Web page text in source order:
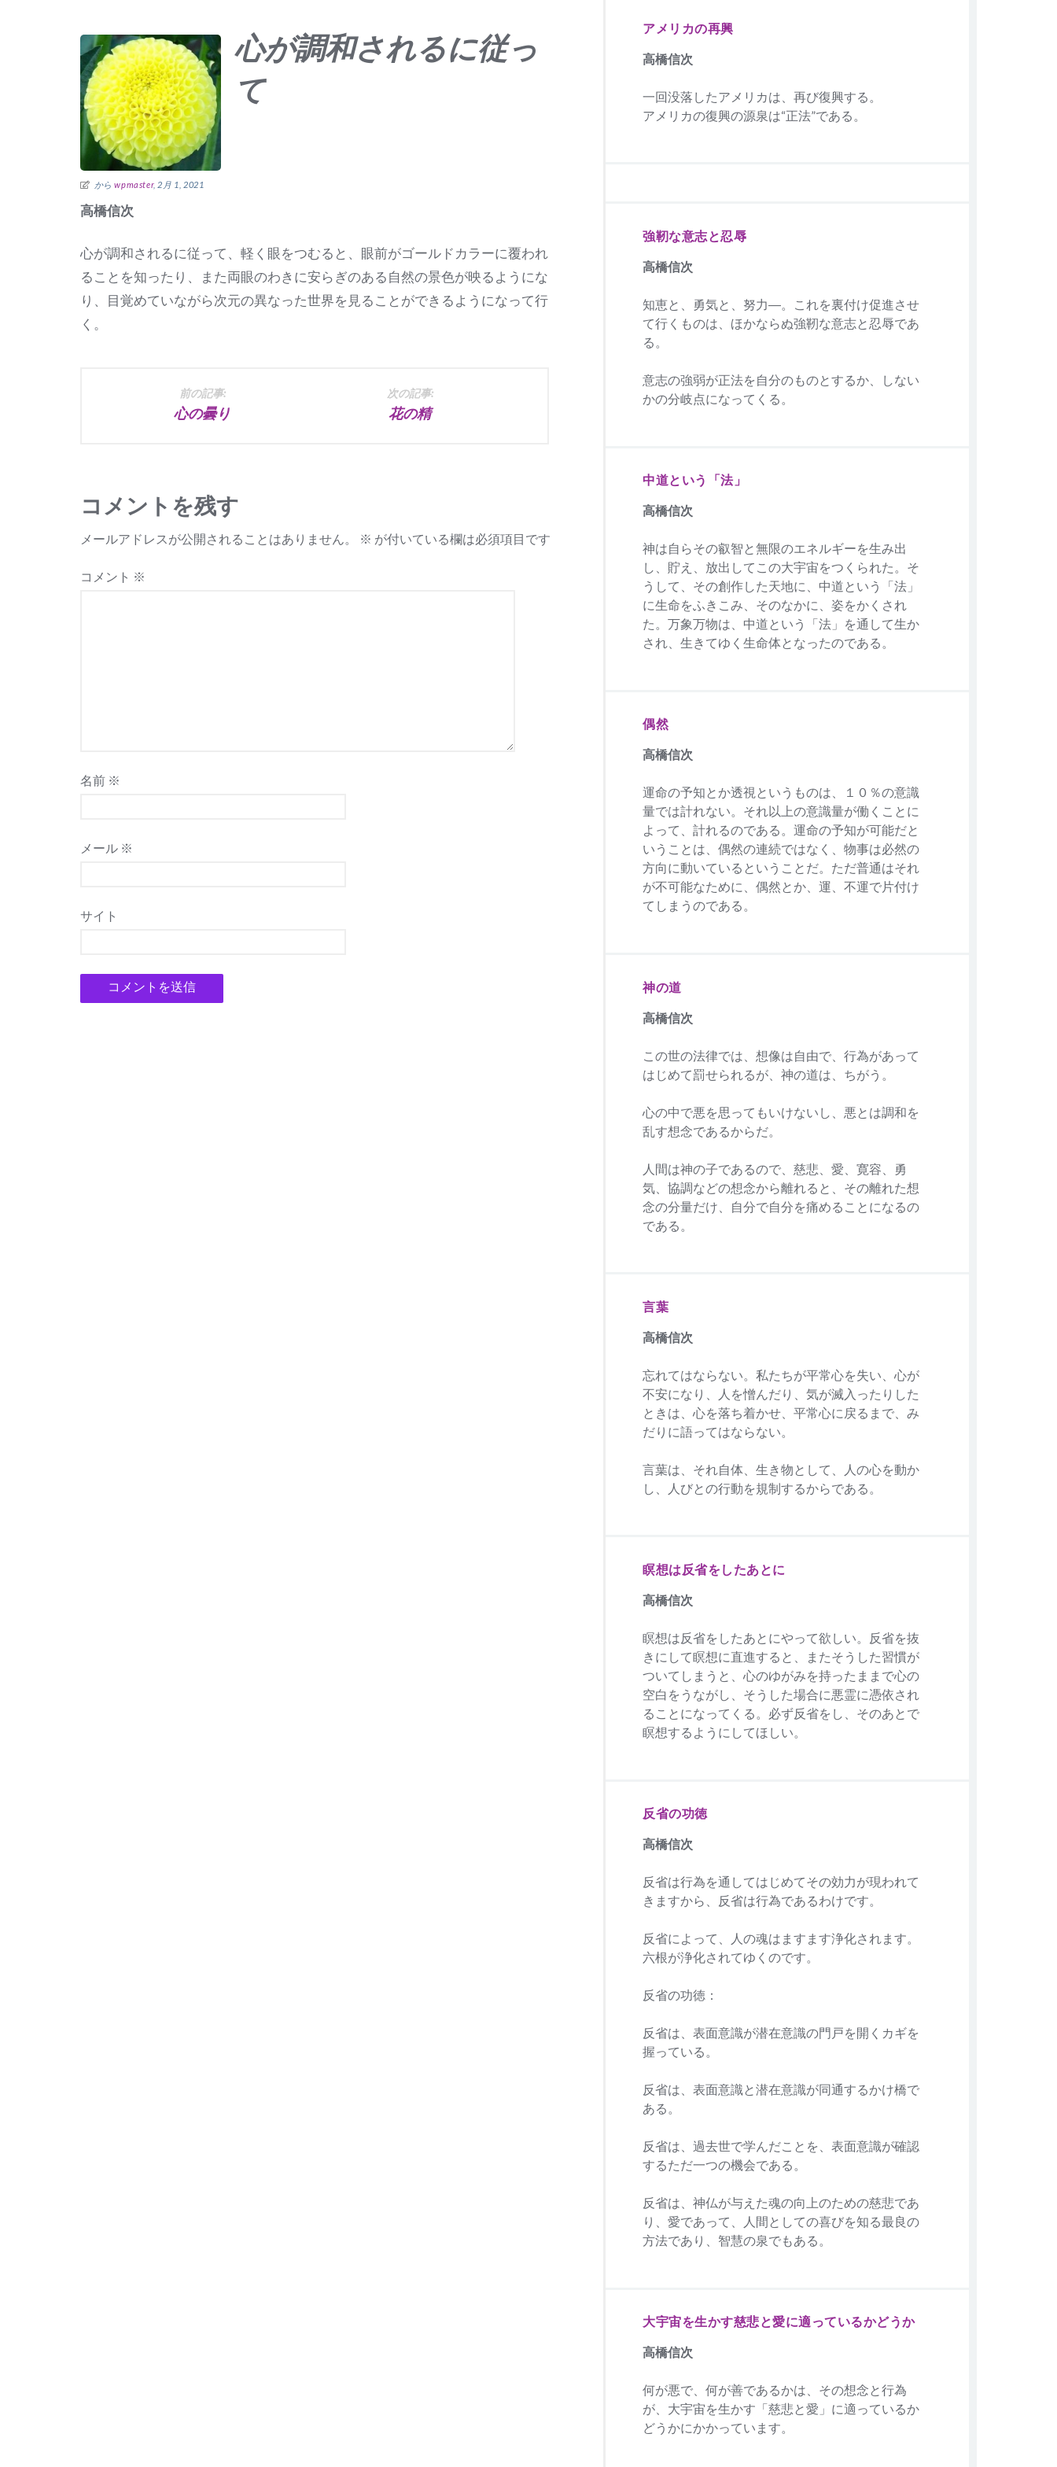
からwpmaster, 2月 1, 2021
心が調和されるに従っ
て
高橋信次
心が調和されるに従って、軽く眼をつむると、眼前がゴールドカラーに覆われ
ることを知ったり、また両眼のわきに安らぎのある自然の景色が映るようにな
り、目覚めていながら次元の異なった世界を見ることができるようになって行
く。
ビ
ゲ
前の記事:
心の曇り
次の記事:
花の精
コメントを残す
メールアドレスが公開されることはありません。 ※ が付いている欄は必須項目です
コメント ※
名前 ※
メール ※
サイト
アメリカの再興
高橋信次
一回没落したアメリカは、再び復興する。
アメリカの復興の源泉は“正法”である。
強靭な意志と忍辱
高橋信次
知恵と、勇気と、努力―。これを裏付け促進させ
て行くものは、ほかならぬ強靭な意志と忍辱であ
る。
意志の強弱が正法を自分のものとするか、しない
かの分岐点になってくる。
中道という「法」
高橋信次
神は自らその叡智と無限のエネルギーを生み出
し、貯え、放出してこの大宇宙をつくられた。そ
うして、その創作した天地に、中道という「法」
に生命をふきこみ、そのなかに、姿をかくされ
た。万象万物は、中道という「法」を通して生か
され、生きてゆく生命体となったのである。
偶然
高橋信次
運命の予知とか透視というものは、１０％の意識
量では計れない。それ以上の意識量が働くことに
よって、計れるのである。運命の予知が可能だと
いうことは、偶然の連続ではなく、物事は必然の
方向に動いているということだ。ただ普通はそれ
が不可能なために、偶然とか、運、不運で片付け
てしまうのである。
神の道
高橋信次
この世の法律では、想像は自由で、行為があって
はじめて罰せられるが、神の道は、ちがう。
心の中で悪を思ってもいけないし、悪とは調和を
乱す想念であるからだ。
人間は神の子であるので、慈悲、愛、寛容、勇
気、協調などの想念から離れると、その離れた想
念の分量だけ、自分で自分を痛めることになるの
である。
言葉
高橋信次
忘れてはならない。私たちが平常心を失い、心が
不安になり、人を憎んだり、気が滅入ったりした
ときは、心を落ち着かせ、平常心に戻るまで、み
だりに語ってはならない。
言葉は、それ自体、生き物として、人の心を動か
し、人びとの行動を規制するからである。
瞑想は反省をしたあとに
高橋信次
瞑想は反省をしたあとにやって欲しい。反省を抜
きにして瞑想に直進すると、またそうした習慣が
ついてしまうと、心のゆがみを持ったままで心の
空白をうながし、そうした場合に悪霊に憑依され
ることになってくる。必ず反省をし、そのあとで
瞑想するようにしてほしい。
反省の功徳
高橋信次
反省は行為を通してはじめてその効力が現われて
きますから、反省は行為であるわけです。
反省によって、人の魂はますます浄化されます。
六根が浄化されてゆくのです。
反省の功徳：
反省は、表面意識が潜在意識の門戸を開くカギを
握っている。
反省は、表面意識と潜在意識が同通するかけ橋で
ある。
反省は、過去世で学んだことを、表面意識が確認
するただ一つの機会である。
反省は、神仏が与えた魂の向上のための慈悲であ
り、愛であって、人間としての喜びを知る最良の
方法であり、智慧の泉でもある。
大宇宙を生かす慈悲と愛に適っているかどうか
高橋信次
何が悪で、何が善であるかは、その想念と行為
が、大宇宙を生かす「慈悲と愛」に適っているか
どうかにかかっています。